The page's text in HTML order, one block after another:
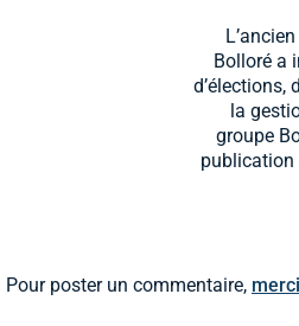
Bolloré a
d’élections,
la
groupe
publication
Pour poster un commentaire,